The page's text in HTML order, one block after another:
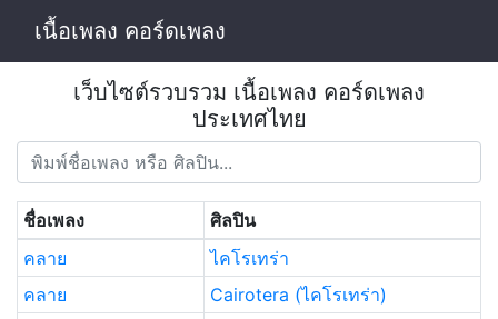
เนื้อเพลง คอร์ดเพลง
เว็บไซต์รวบรวม เนื้อเพลง คอร์ดเพลง
ประเทศไทย
ชื่อเพลง
ศิลปิน
คลาย
ไคโรเทร่า
คลาย
Cairotera (ไคโรเทร่า)